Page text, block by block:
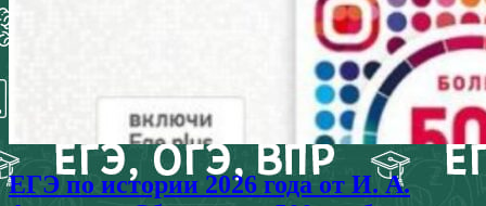
ЕГЭ по истории 2026 года от И. А.